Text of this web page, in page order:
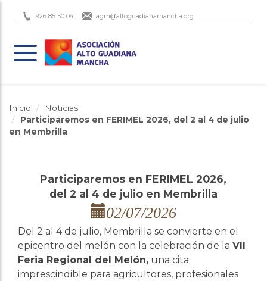
926 85 50 04 agm@altoguadianamancha.org
Inicio
Noticias
Participaremos en FERIMEL 2026, del 2 al 4 de julio
en Membrilla
Participaremos en FERIMEL 2026,
del 2 al 4 de julio en Membrilla
02/07/2026
Del 2 al 4 de julio, Membrilla se convierte en el
epicentro del melón con la celebración de la VII
Feria Regional del Melón, una cita
imprescindible para agricultores, profesionales